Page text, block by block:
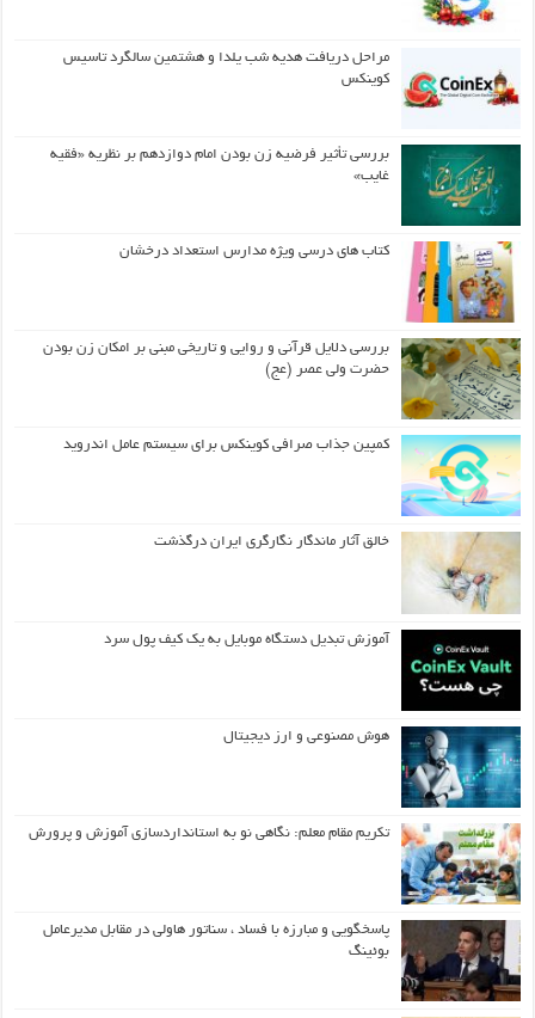
مراحل دریافت هدیه شب یلدا و هشتمین سالگرد تاسیس
کوینکس
بررسی تأثیر فرضیه زن بودن امام دوازدهم بر نظریه «فقیه
غایب»
کتاب های درسی ویژه مدارس استعداد درخشان
بررسی دلایل قرآنی و روایی و تاریخی مبنی بر امکان زن بودن
حضرت ولی عصر (عج)
کمپین جذاب صرافی کوینکس برای سیستم عامل اندروید
خالق آثار ماندگار نگارگری ایران درگذشت
آموزش تبدیل دستگاه موبایل به یک کیف‌ پول سرد
هوش مصنوعی و ارز دیجیتال
تکریم مقام معلم: نگاهی نو به استانداردسازی آموزش و پرورش
پاسخگویی و مبارزه با فساد ، سناتور هاولی در مقابل مدیرعامل
بوئینگ